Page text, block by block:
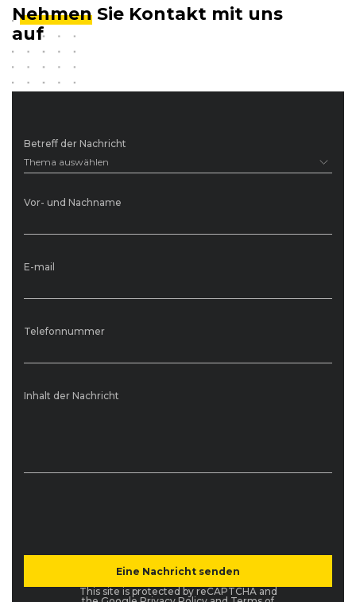
Betreff der Nachricht
Thema auswählen
Vor- und Nachname
E-mail
Telefonnummer
Inhalt der Nachricht
This site is protected by reCAPTCHA and
Nehmen Sie Kontakt mit uns
auf